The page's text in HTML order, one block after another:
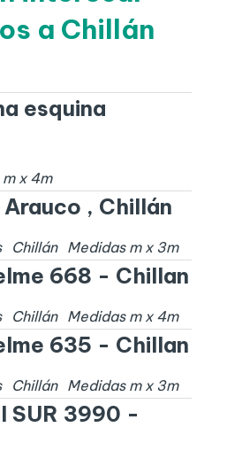
a Chillán
esquina
m x 4m
, Chillán
Chillán Medidas m x 3m
668 - Chillan
Chillán Medidas m x 4m
635 - Chillan
Chillán Medidas m x 3m
SUR 3990 -